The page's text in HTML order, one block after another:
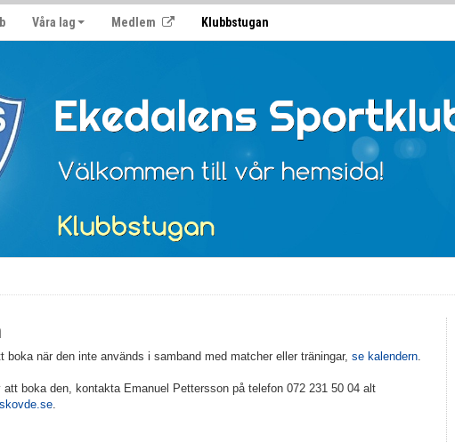
Våra lag Medlem Klubbstugan
boka när den inte används i samband med matcher eller träningar, se kalendern
boka den, kontakta Emanuel Pettersson på telefon 072 231 50 04 alt